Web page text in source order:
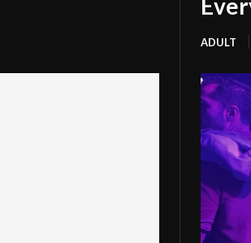
ADULT